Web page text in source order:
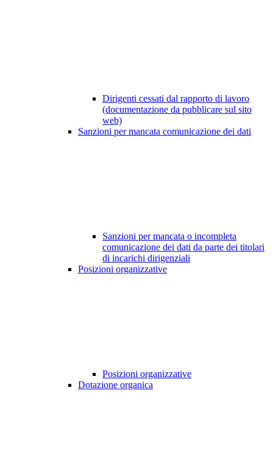
Dirigenti cessati dal rapporto di lavoro
(documentazione da pubblicare sul sito
web)
Sanzioni per mancata comunicazione dei dati
Sanzioni per mancata o incompleta
comunicazione dei dati da parte dei titolari
di incarichi dirigenziali
Posizioni organizzative
Posizioni organizzative
Dotazione organica